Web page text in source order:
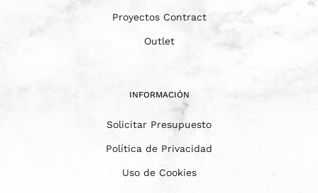
Proyectos Contract
Outlet
INFORMACIÓN
Solicitar Presupuesto
Política de Privacidad
Uso de Cookies